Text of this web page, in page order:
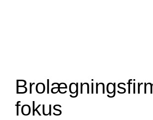
fokus